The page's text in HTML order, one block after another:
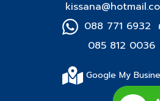
088 771 6932
085 812 0036
Google My